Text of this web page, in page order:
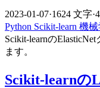
2023-01-07·1624 文字·
Python Scikit-learn 機械
Scikit-learnの
ます。
Scikit-learnの